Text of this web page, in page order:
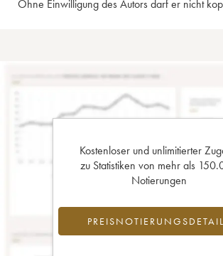
Ohne Einwilligung des Autors darf er nicht
Kostenloser und unlimitierter
zu Statistiken von mehr als
Notierungen